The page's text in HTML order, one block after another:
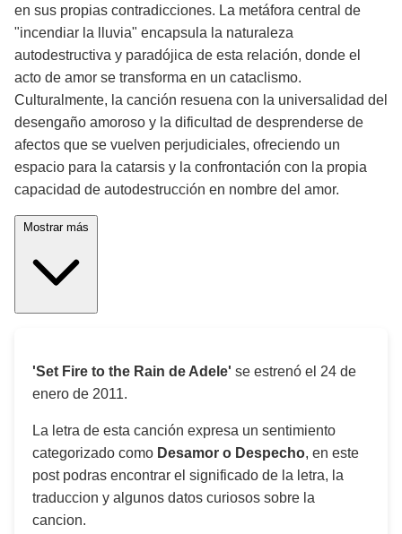
en sus propias contradicciones. La metáfora central de
"incendiar la lluvia" encapsula la naturaleza
autodestructiva y paradójica de esta relación, donde el
acto de amor se transforma en un cataclismo.
Culturalmente, la canción resuena con la universalidad del
desengaño amoroso y la dificultad de desprenderse de
afectos que se vuelven perjudiciales, ofreciendo un
espacio para la catarsis y la confrontación con la propia
capacidad de autodestrucción en nombre del amor.
'Set Fire to the Rain de Adele' se estrenó el 24 de
enero de 2011.
La letra de esta canción expresa un sentimiento
categorizado como Desamor o Despecho, en este
post podras encontrar el significado de la letra, la
traduccion y algunos datos curiosos sobre la
cancion.